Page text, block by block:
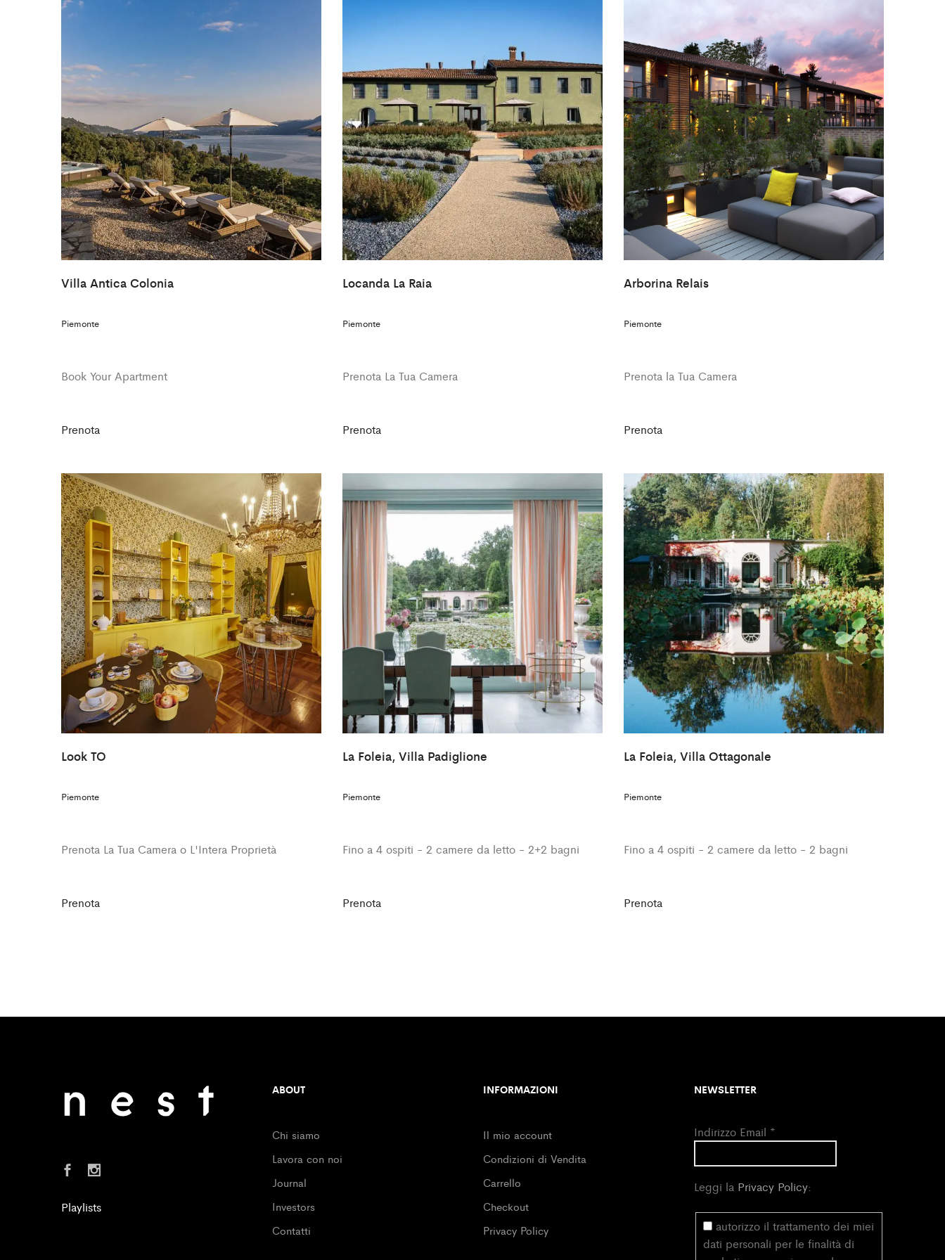
Villa Antica Colonia
Piemonte
Book Your Apartment
Prenota
Locanda La Raia
Piemonte
Prenota La Tua Camera
Prenota
Arborina Relais
Piemonte
Prenota la Tua Camera
Prenota
Look TO
Piemonte
Prenota La Tua Camera o L'Intera Proprietà
Prenota
La Foleia, Villa Padiglione
Piemonte
Fino a 4 ospiti - 2 camere da letto - 2+2 bagni
Prenota
La Foleia, Villa Ottagonale
Piemonte
Fino a 4 ospiti - 2 camere da letto - 2 bagni
Prenota
Playlists
ABOUT
Chi siamo
Lavora con noi
Journal
Investors
Contatti
INFORMAZIONI
Il mio account
Condizioni di Vendita
Carrello
Checkout
Privacy Policy
NEWSLETTER
Indirizzo Email *
Leggi la Privacy Policy:
autorizzo il trattamento dei miei
dati personali per le finalità di